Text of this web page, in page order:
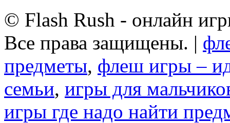
© Flash Rush - онлайн
Все права защищены. |
предметы, флеш игры –
семьи, игры для
игры где надо найти